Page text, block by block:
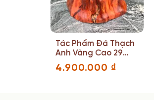
Tác Phẩm Đá Thạch
Anh Vàng Cao 29
Rộng 16 Sâu 10(cm)
4.900.000 ₫